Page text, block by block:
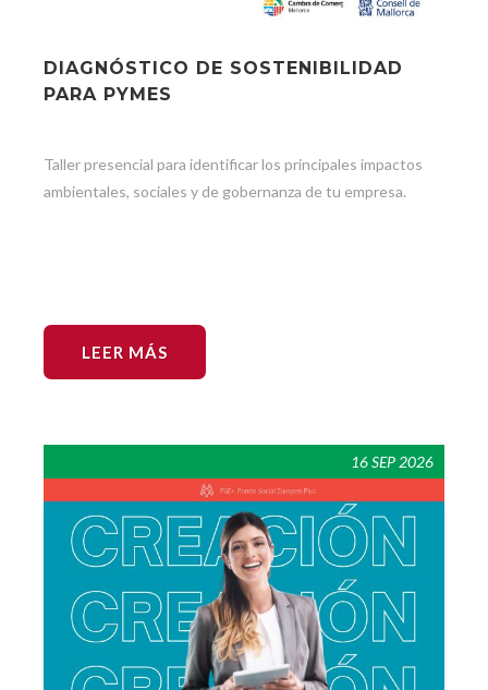
DIAGNÓSTICO DE SOSTENIBILIDAD
PARA PYMES
Taller presencial para identificar los principales impactos
ambientales, sociales y de gobernanza de tu empresa.
LEER MÁS
16 SEP 2026